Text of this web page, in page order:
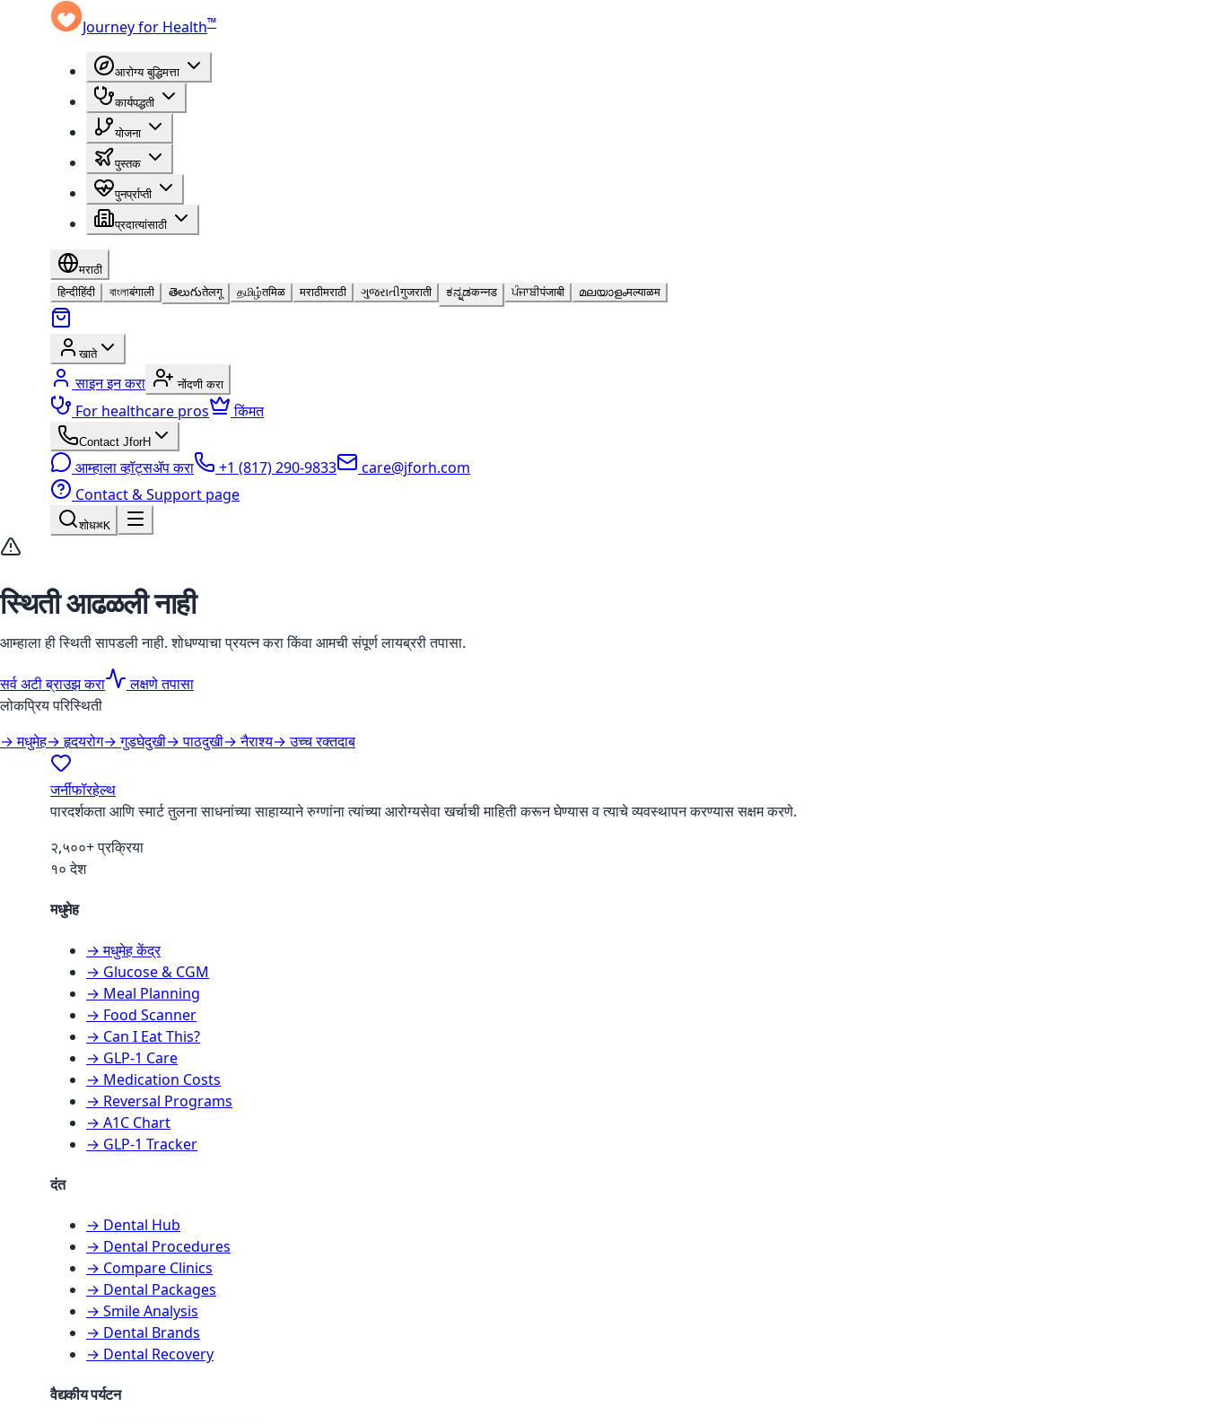
Journey for Health™
आरोग्य बुद्धिमत्ता
कार्यपद्धती
योजना
पुस्तक
पुनर्प्राप्ती
प्रदात्यांसाठी
मराठी
हिन्दीहिंदी বাংলাबंगाली తెలుగుतेलगू தமிழ்तमिळ मराठीमराठी ગુજરાતીगुजराती ಕನ್ನಡकन्नड ਪੰਜਾਬੀपंजाबी മലയാളംमल्याळम
खाते
साइन इन करा नोंदणी करा
For healthcare pros किंमत
Contact JforH
आम्हाला व्हॉट्सॲप करा +1 (817) 290-9833
care@jforh.com
Contact & Support page
शोध⌘K
स्थिती आढळली नाही
आम्हाला ही स्थिती सापडली नाही. शोधण्याचा प्रयत्न करा किंवा आमची संपूर्ण लायब्ररी तपासा.
सर्व अटी ब्राउझ करा
लक्षणे तपासा
लोकप्रिय परिस्थिती
→मधुमेह→हृदयरोग→गुडघेदुखी→पाठदुखी→नैराश्य→उच्च रक्तदाब
जर्नीफॉरहेल्थ
पारदर्शकता आणि स्मार्ट तुलना साधनांच्या साहाय्याने रुग्णांना त्यांच्या आरोग्यसेवा खर्चाची माहिती करून घेण्यास व त्याचे व्यवस्थापन करण्यास सक्षम करणे.
२,५००+ प्रक्रिया
१० देश
मधुमेह
→ मधुमेह केंद्र
→ Glucose & CGM
→ Meal Planning
→ Food Scanner
→ Can I Eat This?
→ GLP-1 Care
→ Medication Costs
→ Reversal Programs
→ A1C Chart
→ GLP-1 Tracker
दंत
→ Dental Hub
→ Dental Procedures
→ Compare Clinics
→ Dental Packages
→ Smile Analysis
→ Dental Brands
→ Dental Recovery
वैद्यकीय पर्यटन